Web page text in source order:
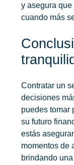
y asegura
cuando más
Contratar un
decisiones
puedes tomar
su futuro
estás
momentos de
brindando una